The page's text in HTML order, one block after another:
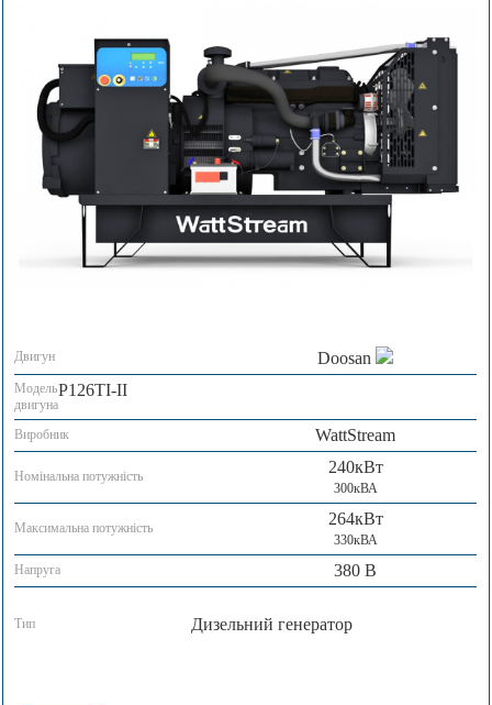
Двигун Doosan
Модель
двигуна
P126TI-II
Виробник WattStream
Номінальна потужність 240кВт
300кВА
Максимальна потужність 264кВт
330кВА
Напруга
380 В
Тип Дизельний генератор